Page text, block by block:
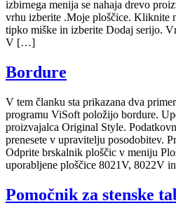
izbirnega menija se nahaja drevo
vrhu izberite .Moje ploščice. Kliknite
tipko miške in izberite Dodaj serijo.
V […]
Bordure
V tem članku sta prikazana dva
programu ViSoft položijo bordure.
proizvajalca Original Style.
prenesete v upravitelju posodobitev.
Odprite brskalnik ploščic v meniju
uporabljene ploščice 8021V, 8022V
Pomočnik za stenske